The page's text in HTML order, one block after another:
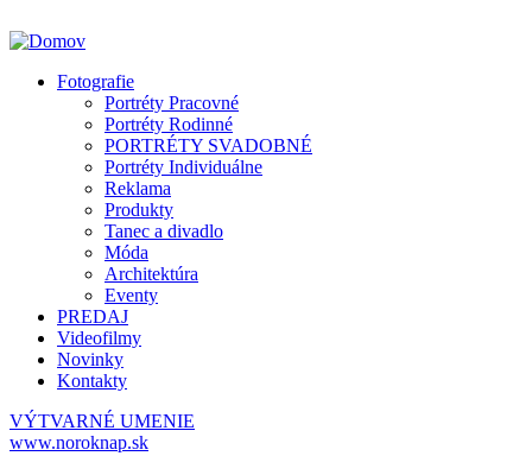
Fotografie
Portréty Pracovné
Portréty Rodinné
PORTRÉTY SVADOBNÉ
Portréty Individuálne
Reklama
Produkty
Tanec a divadlo
Móda
Architektúra
Eventy
PREDAJ
Videofilmy
Novinky
Kontakty
VÝTVARNÉ UMENIE
www.noroknap.sk